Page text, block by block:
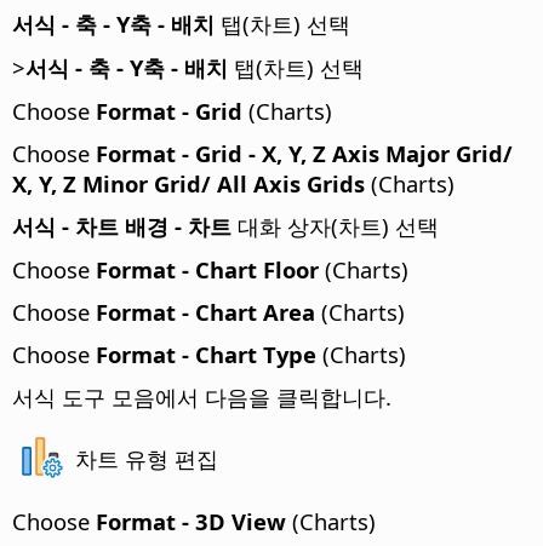
서식 - 축 - Y축 - 배치 탭(차트) 선택
>서식 - 축 - Y축 - 배치 탭(차트) 선택
Choose Format - Grid (Charts)
Choose Format - Grid - X, Y, Z Axis Major Grid/
X, Y, Z Minor Grid/ All Axis Grids (Charts)
서식 - 차트 배경 - 차트 대화 상자(차트) 선택
Choose Format - Chart Floor (Charts)
Choose Format - Chart Area (Charts)
Choose Format - Chart Type (Charts)
서식 도구 모음에서 다음을 클릭합니다.
차트 유형 편집
Choose Format - 3D View (Charts)